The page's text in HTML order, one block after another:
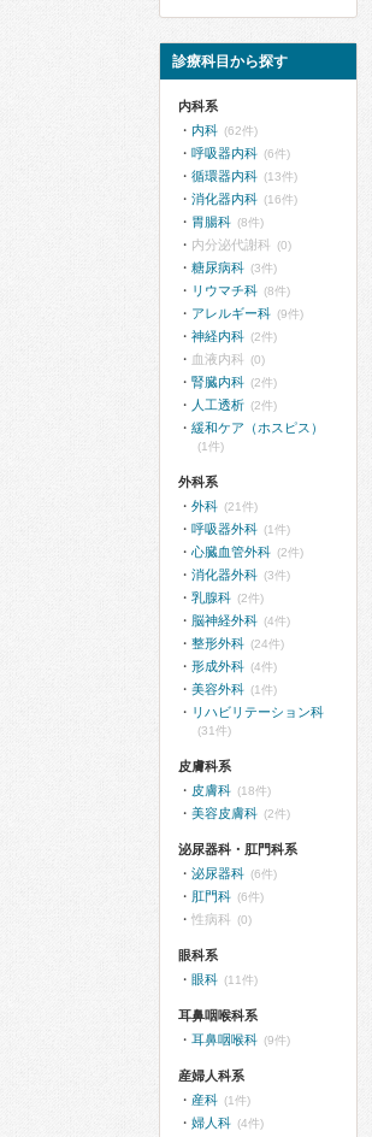
診療科目から探す
内科系
内科 (62件)
呼吸器内科 (6件)
循環器内科 (13件)
消化器内科 (16件)
胃腸科 (8件)
内分泌代謝科 (0)
糖尿病科 (3件)
リウマチ科 (8件)
アレルギー科 (9件)
神経内科 (2件)
血液内科 (0)
腎臓内科 (2件)
人工透析 (2件)
緩和ケア（ホスピス）
(1件)
外科系
外科 (21件)
呼吸器外科 (1件)
心臓血管外科 (2件)
消化器外科 (3件)
乳腺科 (2件)
脳神経外科 (4件)
整形外科 (24件)
形成外科 (4件)
美容外科 (1件)
リハビリテーション科
(31件)
皮膚科系
皮膚科 (18件)
美容皮膚科 (2件)
泌尿器科・肛門科系
泌尿器科 (6件)
肛門科 (6件)
性病科 (0)
眼科系
眼科 (11件)
耳鼻咽喉科系
耳鼻咽喉科 (9件)
産婦人科系
産科 (1件)
婦人科 (4件)